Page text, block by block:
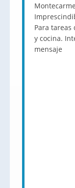
Para tareas
y cocina.
mensaje